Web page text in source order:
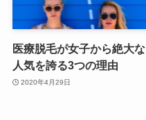
医療脱毛が女子から絶大な
人気を誇る3つの理由
2020年4月29日